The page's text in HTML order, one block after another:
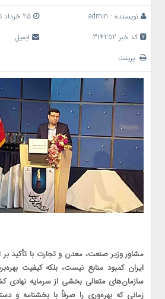
نویسنده : admin
25 خرداد 1405
کد خبر 314252
ایمیل
پرینت
مشاور وزیر صنعت، معدن و تجارت با تأکید بر
ایران کمبود منابع نیست، بلکه کیفیت
سازمان‌های متعالی بخشی از سرمایه نهادی
زمانی که بهره‌وری را صرفاً با بخشنامه و